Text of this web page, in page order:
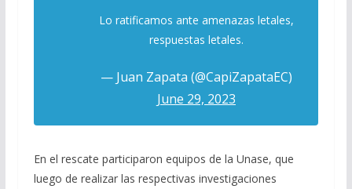
Lo ratificamos ante amenazas letales,
respuestas letales.
— Juan Zapata (@CapiZapataEC)
June 29, 2023
En el rescate participaron equipos de la Unase, que
luego de realizar las respectivas investigaciones